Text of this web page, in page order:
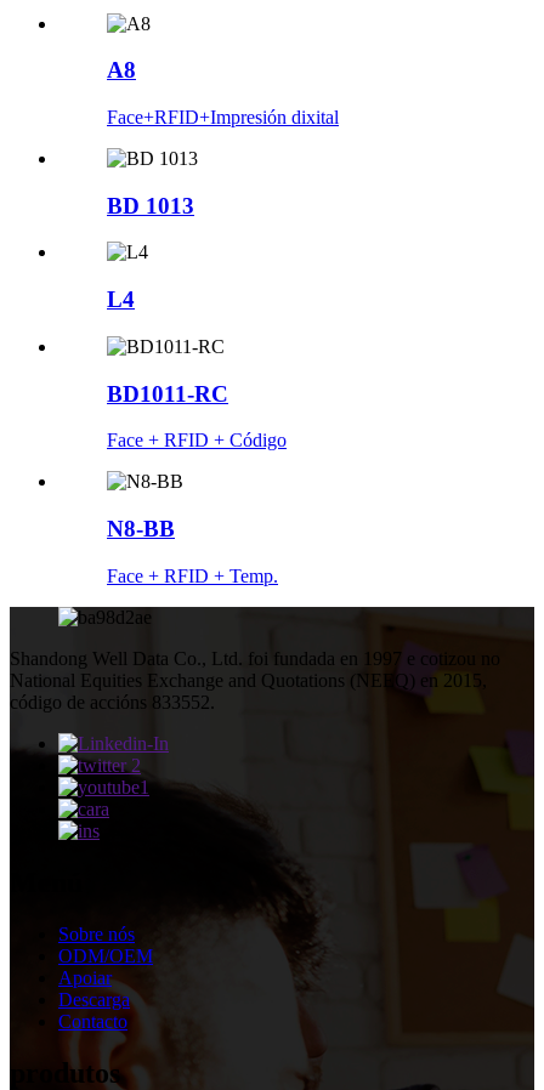
A8
Face+RFID+Impresión dixital
BD 1013
L4
BD1011-RC
Face + RFID + Código
N8-BB
Face + RFID + Temp.
Shandong Well Data Co., Ltd. foi fundada en 1997 e cotizou no
National Equities Exchange and Quotations (NEEQ) en 2015,
código de accións 833552.
Sobre nós
ODM/OEM
Apoiar
Descarga
Contacto
produtos